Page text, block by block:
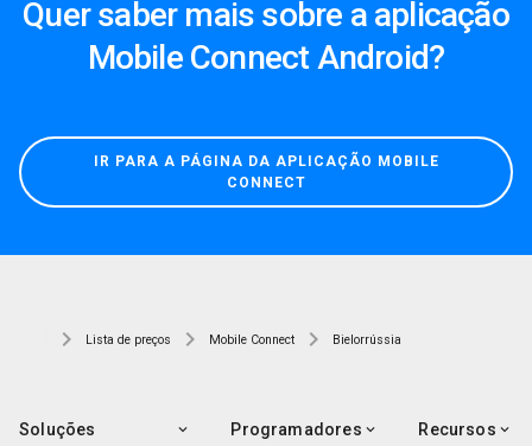
Quer saber mais sobre a aplicação
Mobile Connect Android?
IR PARA A PÁGINA DA APLICAÇÃO MOBILE
CONNECT
Lista de preços Mobile Connect Bielorrússia
Soluções Programadores Recursos